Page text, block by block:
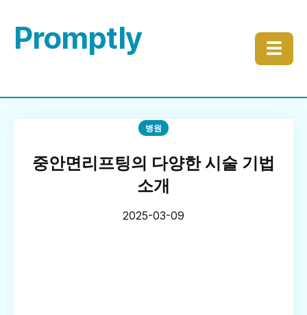
Promptly ☰
병원
중안면리프팅의 다양한 시술 기법
소개
2025-03-09